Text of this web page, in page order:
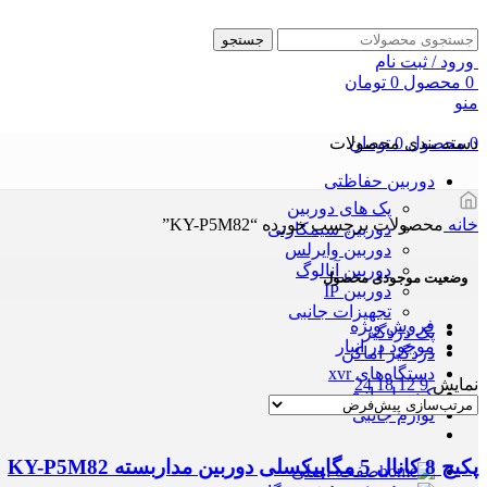
جستجو
ورود / ثبت نام
0 محصول 0 تومان
منو
0 محصول 0 تومان
دسته بندی محصولات
دوربین حفاظتی
پک های دوربین
دوربین سیمکارتی
دوربین وایرلس
دوربین آنالوگ
دوربین IP
تجهیزات جانبی
پک دزدگیر
دزدگیر اماکن
دستگاه‌های xvr
کنسول بازی
لوازم جانبی
صفحه اصلی
خانه محصولات برچسب خورده “KY-P5M82”
وضعیت موجودی محصول
فروش ویژه
موجود در انبار
نمایش9
12
18
24
پکیج 8 کانال 5 مگاپیکسلی دوربین مداربسته KY-P5M82